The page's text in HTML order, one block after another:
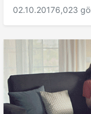
02.10.20176,023